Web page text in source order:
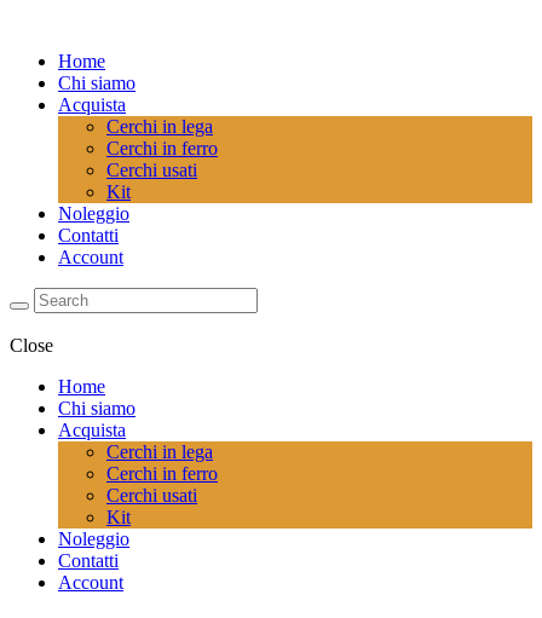
Home
Chi siamo
Acquista
Cerchi in lega
Cerchi in ferro
Cerchi usati
Kit
Noleggio
Contatti
Account
Close
Home
Chi siamo
Acquista
Cerchi in lega
Cerchi in ferro
Cerchi usati
Kit
Noleggio
Contatti
Account